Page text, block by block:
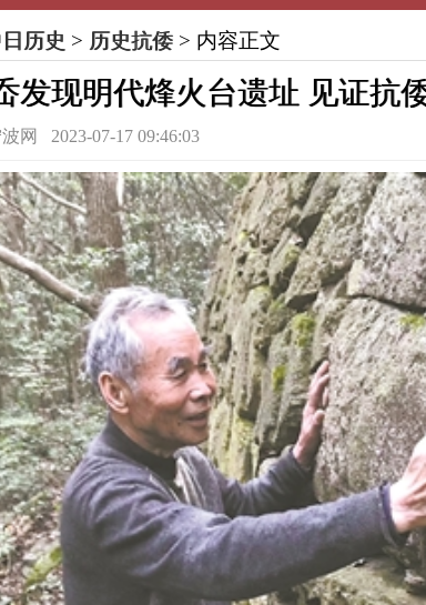
历史 > 历史抗倭 > 内容正文
发现明代烽火台遗址 见证抗
网 2023-07-17 09:46:03